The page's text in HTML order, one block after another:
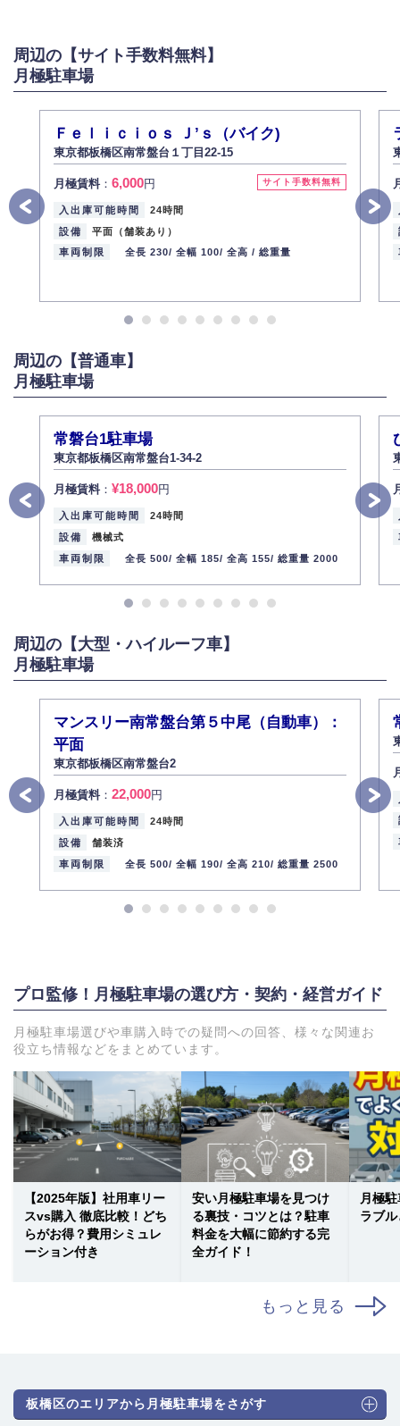
お問い合わせに対する回答、資料等の送付
採用に関する回答、情報の提供
弊社は取り扱う個人情報の外部への漏洩を防止し、その利用目的に応じて
適切かつ安全に管理します。
4.個人情報の第三者提供
法的義務など正当な理由に基づく要請があった場合を除き、お客様の個人
情報をご本人の同意なく第三者に提供いたしません。
5.個人情報の開示・訂正・削除
お客様ご本人から自己の個人情報開示の請求があった場合、すみやかに開
また、個人情報の内容に誤りがあり、ご本人から訂正・追加・削除の請求
がある場合は適切に対応いたします。
弊社社員全員が、個人情報の取り扱いについての重要性を理解し、より適
切に管理するよう社内教育を実施してまいります。
2013年12月1日
株式会社ミコト
周辺の【サイト手数料無料】
月極駐車場
Ｆｅｌｉｃｉｏｓ Ｊ’ｓ（バイク)
東京都板橋区南常盤台１丁目22-15
サイト手数料無料
月極賃料： 6,000円
入出庫可能時間
24時間
設備
平面（舗装あり）
車両制限
全長 230/ 全幅 100/ 全高 / 総重量
周辺の【普通車】
月極駐車場
常磐台1駐車場
東京都板橋区南常盤台1-34-2
月極賃料： ¥18,000円
入出庫可能時間
24時間
設備
機械式
車両制限
全長 500/ 全幅 185/ 全高 155/ 総重量 2000
周辺の【大型・ハイルーフ車】
月極駐車場
マンスリー南常盤台第５中尾（自動車）：
平面
東京都板橋区南常盤台2
月極賃料： 22,000円
入出庫可能時間
24時間
設備
舗装済
車両制限
全長 500/ 全幅 190/ 全高 210/ 総重量 2500
プロ監修！月極駐車場の選び方・契約・経営ガイド
月極駐車場選びや車購入時での疑問への回答、様々な関連お
役立ち情報などをまとめています。
【2025年版】社用車リー
スvs購入 徹底比較！どち
らがお得？費用シミュレ
ーション付き
安い月極駐車場を見つけ
る裏技・コツとは？駐車
料金を大幅に節約する完
全ガイド！
月極
ラブ
もっと見る
板橋区のエリアから月極駐車場をさがす